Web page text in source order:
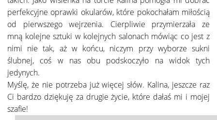
perfekcyjne oprawki okularów, które pokochałam miłością
od pierwszego wejrzenia. Cierpliwie przymierzała ze
mną kolejne sztuki w kolejnych salonach mówiąc co jest z
nimi nie tak, aż w końcu, niczym przy wyborze sukni
ślubnej, coś w nas obu podskoczyło na widok tych
jedynych.
Myślę, że nie potrzeba już więcej słów. Kalina, jeszcze raz
Ci bardzo dziękuję za drugie życie, które dałaś mi i mojej
szafie!